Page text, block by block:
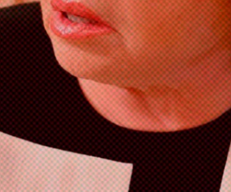
евро. Он подчеркнул,
стороне до конца
два с половиной года. В
в июне 2022 года вместе с